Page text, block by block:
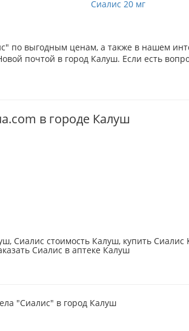
Сиалис 20 мг
по выгодным ценам, а также в нашем
почтой в город Калуш. Если есть
в городе Калуш
Сиалис стоимость Калуш, купить Сиалис
Сиалис в аптеке Калуш
"Сиалис" в город Калуш